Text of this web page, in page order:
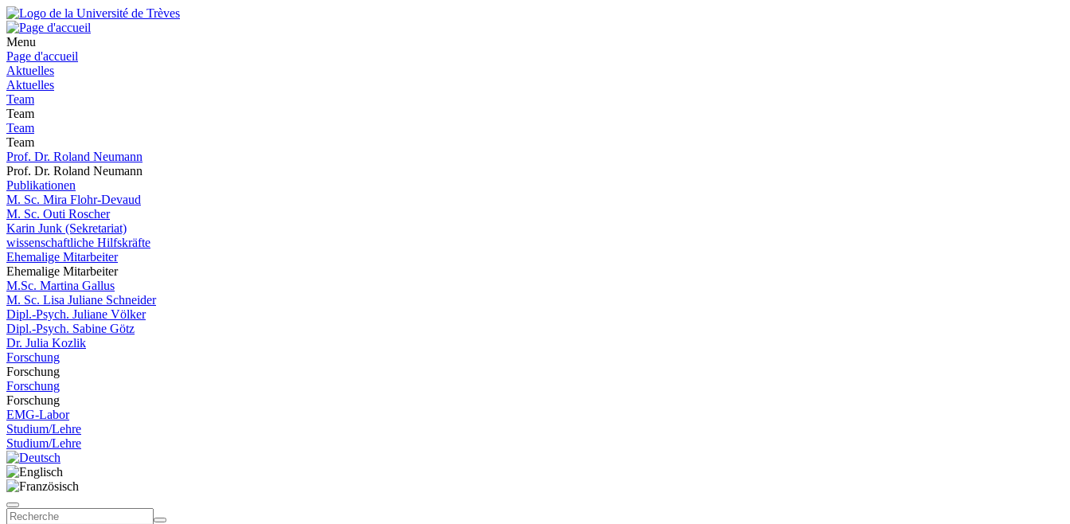
Menu
Page d'accueil
Aktuelles
Aktuelles
Team
Team
Team
Team
Prof. Dr. Roland Neumann
Prof. Dr. Roland Neumann
Publikationen
M. Sc. Mira Flohr-Devaud
M. Sc. Outi Roscher
Karin Junk (Sekretariat)
wissenschaftliche Hilfskräfte
Ehemalige Mitarbeiter
Ehemalige Mitarbeiter
M.Sc. Martina Gallus
M. Sc. Lisa Juliane Schneider
Dipl.-Psych. Juliane Völker
Dipl.-Psych. Sabine Götz
Dr. Julia Kozlik
Forschung
Forschung
Forschung
Forschung
EMG-Labor
Studium/Lehre
Studium/Lehre